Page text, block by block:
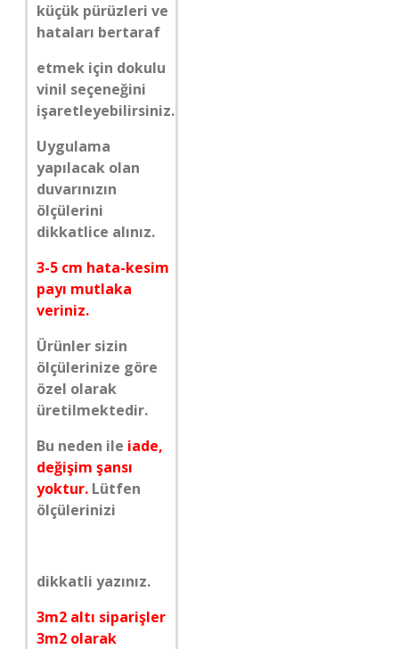
küçük pürüzleri ve
hataları bertaraf
etmek için dokulu
vinil seçeneğini
işaretleyebilirsiniz.
Uygulama
yapılacak olan
duvarınızın
ölçülerini
dikkatlice alınız.
3-5 cm hata-kesim
payı mutlaka
veriniz.
Ürünler sizin
ölçülerinize göre
özel olarak
üretilmektedir.
Bu neden ile iade,
değişim şansı
yoktur. Lütfen
ölçülerinizi
dikkatli yazınız.
3m2 altı siparişler
3m2 olarak